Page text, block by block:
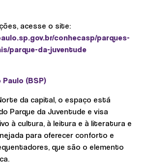
acesse o site:
conhecasp/parques-
parque-da-juventude
(BSP)
da capital, o espaço está
Parque da Juventude e visa
à cultura, à leitura e à literatura e
para oferecer conforto e
que são o elemento